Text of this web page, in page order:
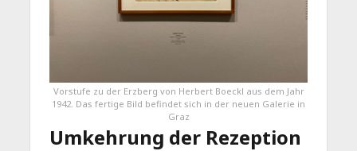
Vorstufe zu der Erzberg von Herbert Boeckl aus dem Jahr
1942. Das fertige Bild befindet sich in der neuen Galerie in
Graz
Umkehrung der Rezeption